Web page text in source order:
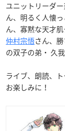
ユニットリーダ
ん、明るく人懐
ん、寡黙な天才
仲村宗悟さん、
の双子の弟・ 久
ライブ、朗読、
お楽しみに！